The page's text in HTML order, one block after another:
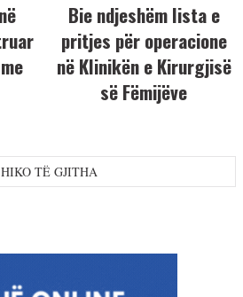
Bie ndjeshëm lista e
pritjes për operacione
në Klinikën e Kirurgjisë
së Fëmijëve
TË GJITHA